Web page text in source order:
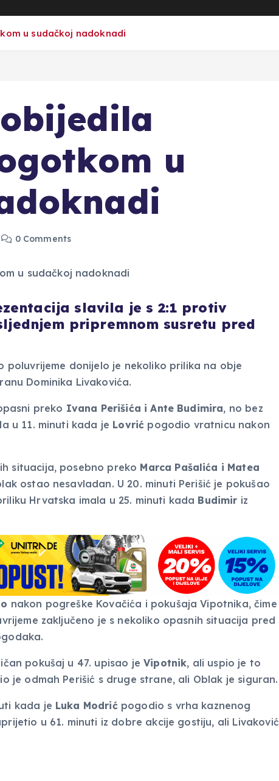
u sudačkoj nadoknadi
u
0 Comments
slavila je s 2:1 protiv
pripremnom susretu pred
donijelo je nekoliko prilika na obje
Dominika Livakovića.
preko Ivana Perišića i Ante Budimira, no bez
u 11. minuti kada je Lovrić pogodio vratnicu nakon
situacija, posebno preko Marca Pašalića i Matea
ostao nesavladan. U 20. minuti Perišić je pokušao
Hrvatska imala u 25. minuti kada Budimir iz
nakon pogreške Kovačića i pokušaja Vipotnika, čime
zaključeno je s nekoliko opasnih situacija pred
pokušaj u 47. upisao jeVipotnik, ali uspio je to
je odmah Perišić s druge strane, ali Oblak je siguran.
kada je Luka Modrićpogodio s vrha kaznenog
u 61. minuti iz dobre akcije gostiju, ali Livaković